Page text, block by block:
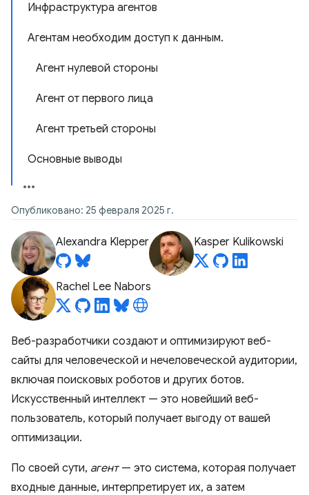
Инфраструктура агентов
Агентам необходим доступ к данным.
Агент нулевой стороны
Агент от первого лица
Агент третьей стороны
Основные выводы
Опубликовано: 25 февраля 2025 г.
Alexandra Klepper Kasper Kulikowski
Rachel Lee Nabors
Веб-разработчики создают и оптимизируют веб-
сайты для человеческой и нечеловеческой аудитории,
включая поисковых роботов и других ботов.
Искусственный интеллект — это новейший веб-
пользователь, который получает выгоду от вашей
оптимизации.
По своей сути, агент— это система, которая получает
входные данные, интерпретирует их, а затем